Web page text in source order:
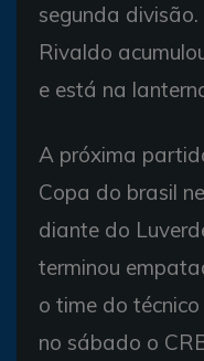
segunda
Rivaldo
e está na
A próxima
Copa do brasil
diante do
terminou
o time do
no sábado o